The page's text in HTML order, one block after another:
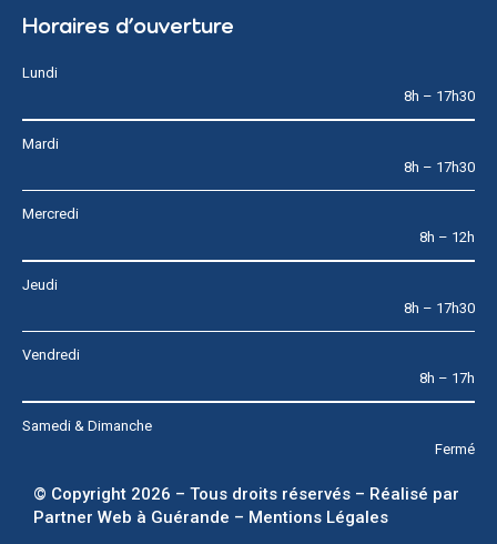
Horaires d’ouverture
Lundi
8h – 17h30
Mardi
8h – 17h30
Mercredi
8h – 12h
Jeudi
8h – 17h30
Vendredi
8h – 17h
Samedi & Dimanche
Fermé
© Copyright 2026 – Tous droits réservés – Réalisé par
Partner Web à Guérande – Mentions Légales